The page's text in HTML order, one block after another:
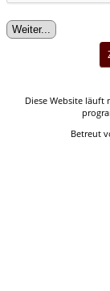
Diese Website läuft
Betreut